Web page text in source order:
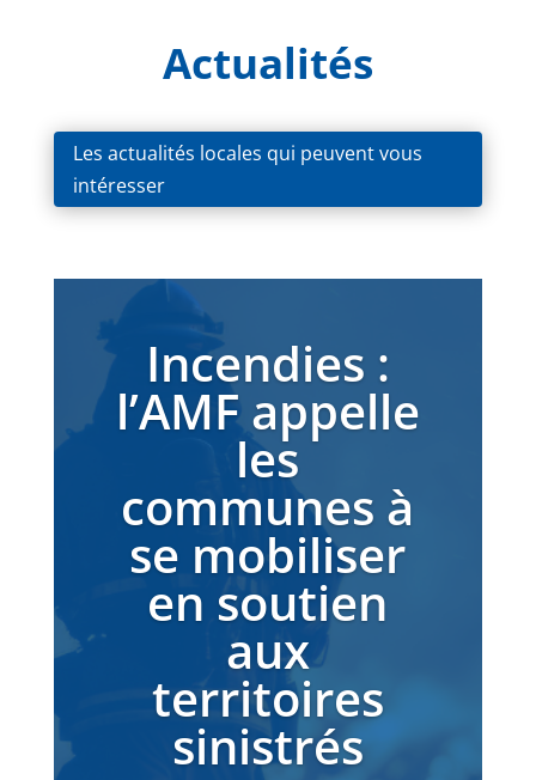
Actualités
Les actualités locales qui peuvent vous
intéresser
Incendies :
l’AMF appelle
les
communes à
se mobiliser
en soutien
aux
territoires
sinistrés